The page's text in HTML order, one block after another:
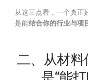
从这三点看，一个真正
是能结合你的行业与项
二、从材料